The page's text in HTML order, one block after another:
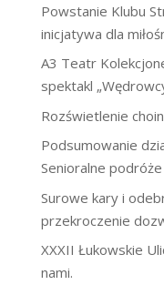
Powstanie Klubu
inicjatywa dla
A3 Teatr
spektakl
Rozświetlenie
Podsumowanie
Senioralne
Surowe kary i
przekroczenie
XXXII Łukowskie
nami.